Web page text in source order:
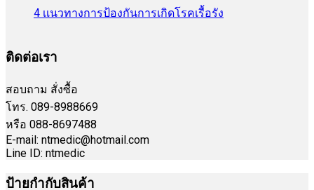
4 เเนวทางการป้องกันการเกิดโรคเรื้อรัง
ติดต่อเรา
สอบถาม สั่งซื้อ
โทร. 089-8988669
หรือ 088-8697488
E-mail: ntmedic@hotmail.com
Line ID: ntmedic
ป้ายกำกับสินค้า